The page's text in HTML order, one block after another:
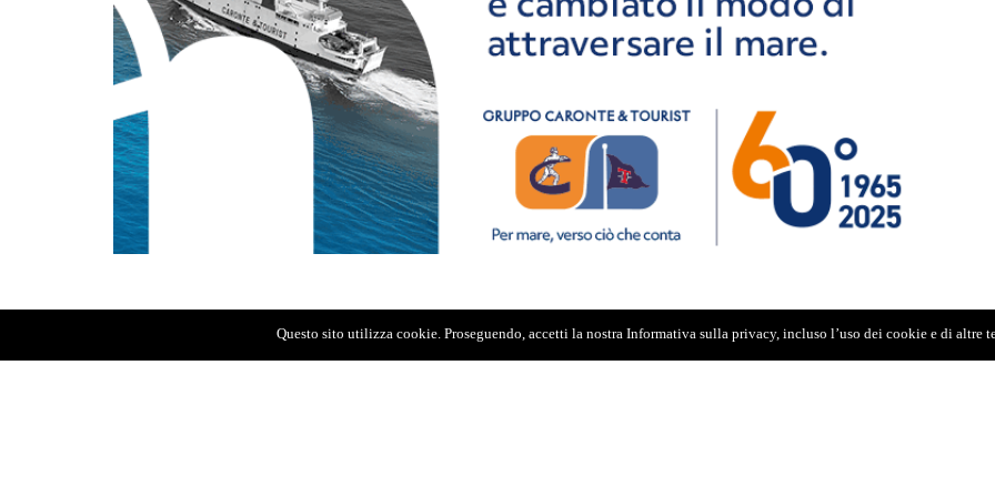
Questo sito utilizza cookie. Proseguendo, accetti la nostra Informativa sulla privacy, incluso l’uso dei cookie e di altre